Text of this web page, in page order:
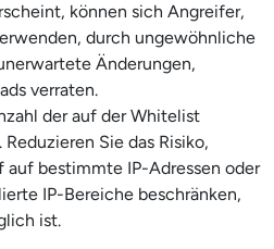
können sich Angreifer,
durch ungewöhnliche
Änderungen,
verraten.
der auf der Whitelist
Sie das Risiko,
auf bestimmte IP-Adressen oder
IP-Bereiche beschränken,
ist.